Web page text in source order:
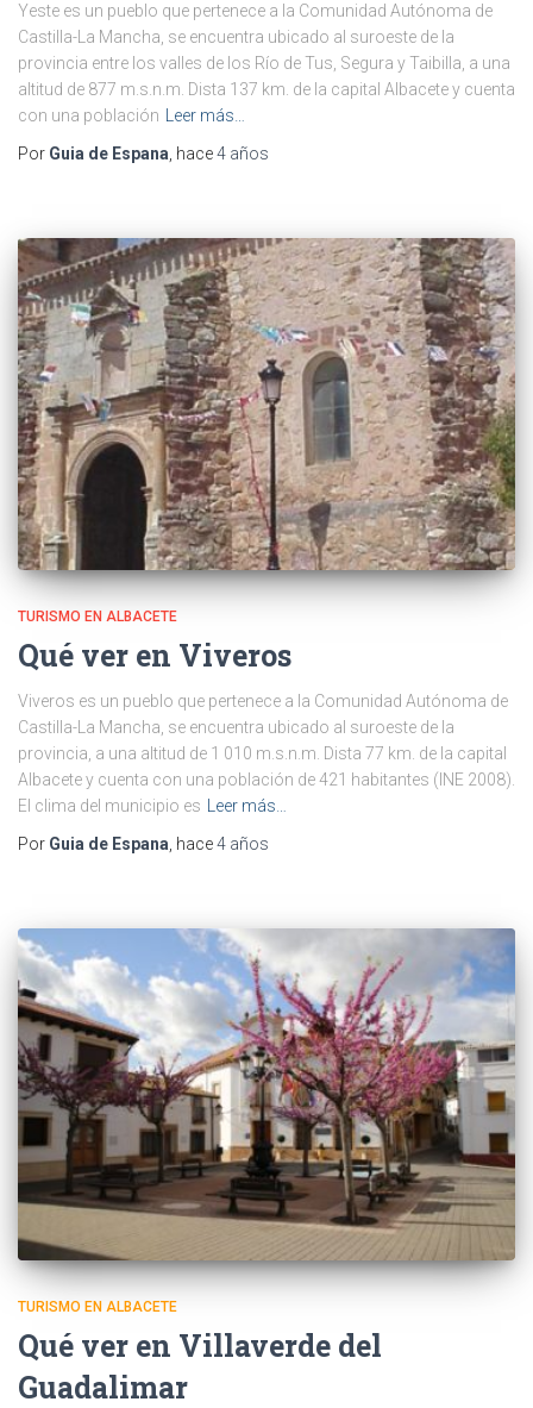
Yeste es un pueblo que pertenece a la Comunidad Autónoma de
Castilla-La Mancha, se encuentra ubicado al suroeste de la
provincia entre los valles de los Río de Tus, Segura y Taibilla, a una
altitud de 877 m.s.n.m. Dista 137 km. de la capital Albacete y cuenta
con una población Leer más…
Por Guia de Espana, hace4 años
TURISMO EN ALBACETE
Qué ver en Viveros
Viveros es un pueblo que pertenece a la Comunidad Autónoma de
Castilla-La Mancha, se encuentra ubicado al suroeste de la
provincia, a una altitud de 1 010 m.s.n.m. Dista 77 km. de la capital
Albacete y cuenta con una población de 421 habitantes (INE 2008).
El clima del municipio es
Leer más…
Por Guia de Espana , hace4 años
TURISMO EN ALBACETE
Qué ver en Villaverde del
Guadalimar